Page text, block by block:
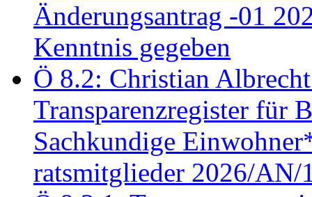
Änderungsantrag -01
Kenntnis gegeben
Ö 8.2: Christian
Transparenzregister für
Sachkundige
ratsmitglieder 2026/AN/